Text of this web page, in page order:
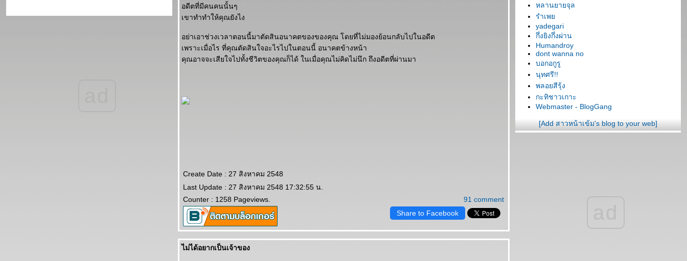
อดีตที่มีคนคนนั้นๆ
เขาทำทำให้คุณยังไง
อย่าเอาช่วงเวลาตอนนี้มาตัดสินอนาคตของของคุณ โดยที่ไม่มองย้อนกลับไปในอดีต
เพราะเมื่อไร ที่คุณตัดสินใจอะไรไปในตอนนี้ อนาคตข้างหน้า
คุณอาจจะเสียใจไปทั้งชีวิตของคุณก็ได้ ในเมื่อคุณไม่คิดไม่นึก ถึงอดีตที่ผ่านมา
Create Date : 27 สิงหาคม 2548
Last Update : 27 สิงหาคม 2548 17:32:55 น.
Counter : 1258 Pageviews.
91 comment
Share to Facebook
ไม่ได้อยากเป็นเจ้าของ
หลานยายจุล
รำเพ
yadegari
กึ่งยิงกึ่งผ่าน
Humandroy
dont wanna no
บอกอกูรู
นุทศรี!!
พลอยสีรุ้ง
กะทิชาวเกาะ
Webmaster - BlogGang
[Add สาวหน้าเข้ม's blog to your web]